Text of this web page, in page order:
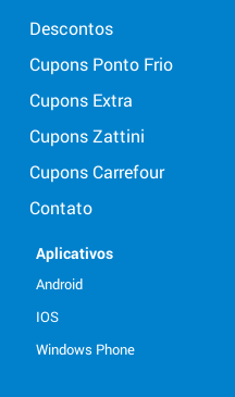
Descontos
Cupons Ponto Frio
Cupons Extra
Cupons Zattini
Cupons Carrefour
Contato
Aplicativos
Android
IOS
Windows Phone